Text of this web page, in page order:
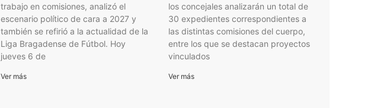
trabajo en comisiones, analizó el
escenario político de cara a 2027 y
también se refirió a la actualidad de la
Liga Bragadense de Fútbol. Hoy
jueves 6 de
Ver más
los concejales analizarán un total de
30 expedientes correspondientes a
las distintas comisiones del cuerpo,
entre los que se destacan proyectos
vinculados
Ver más